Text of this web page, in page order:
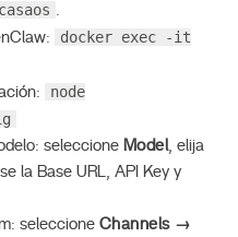
casaos .
docker exec -it
node
seleccione Model, elija
la Base URL, API Key y
seleccione Channels →